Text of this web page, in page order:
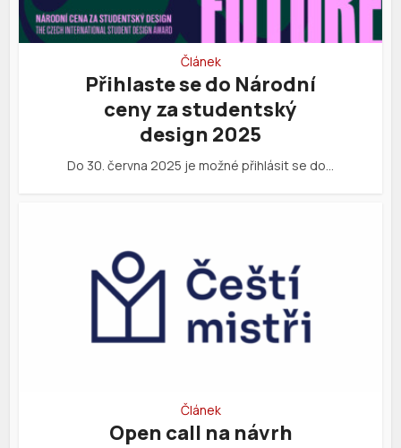
Článek
Přihlaste se do Národní
ceny za studentský
design 2025
Do 30. června 2025 je možné přihlásit se do…
Článek
Open call na návrh